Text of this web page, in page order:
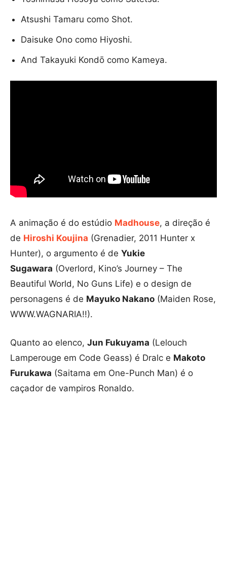
Atsushi Tamaru como Shot.
Daisuke Ono como Hiyoshi.
And Takayuki Kondō como Kameya.
A animação é do estúdio Madhouse, a direção é
de Hiroshi Koujina (Grenadier, 2011 Hunter x
Hunter), o argumento é de Yukie
Sugawara (Overlord, Kino’s Journey – The
Beautiful World, No Guns Life) e o design de
personagens é de Mayuko Nakano (Maiden Rose,
WWW.WAGNARIA!!).
Quanto ao elenco, Jun Fukuyama (Lelouch
Lamperouge em Code Geass) é Dralc e Makoto
Furukawa (Saitama em One-Punch Man) é o
caçador de vampiros Ronaldo.